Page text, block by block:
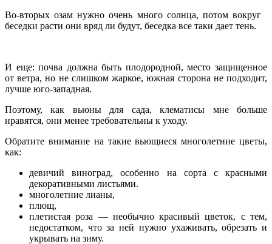
Во-вторых озам нужно очень много солнца, потом вокруг
беседки расти они вряд ли будут, беседка все таки дает тень.
И еще: почва должна быть плодородной, место защищенное
от ветра, но не слишком жаркое, южная сторона не подходит,
лучше юго-западная.
Поэтому, как вьюны для сада, клематисы мне больше
нравятся, они менее требовательны к уходу.
Обратите внимание на такие вьющиеся многолетние цветы,
как:
девичий виноград, особенно на сорта с красными
декоративными листьями.
многолетние лианы,
плющ,
плетистая роза — необычно красивый цветок, с тем,
недостатком, что за ней нужно ухаживать, обрезать и
укрывать на зиму.